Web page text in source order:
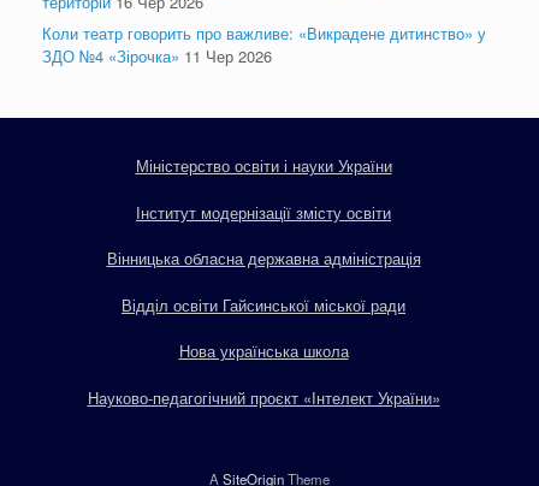
Коли театр говорить про важливе: «Викрадене дитинство» у
ЗДО №4 «Зірочка» 11 Чер 2026
Міністерство освіти і науки України
Інститут модернізації змісту освіти
Вінницька обласна державна адміністрація
Відділ освіти Гайсинської міської ради
Нова українська школа
Науково-педагогічний проєкт «Інтелект України»
A SiteOriginTheme